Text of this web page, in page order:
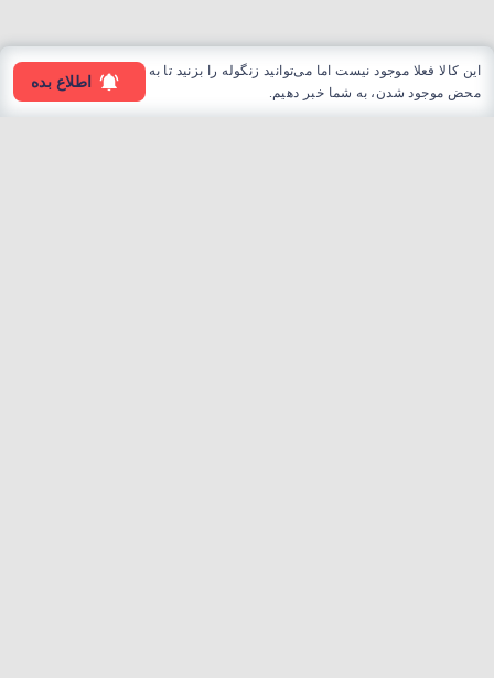
این کالا فعلا موجود نیست اما می‌توانید زنگوله را بزنید تا به
محض موجود شدن، به شما خبر دهیم.
اطلاع بده